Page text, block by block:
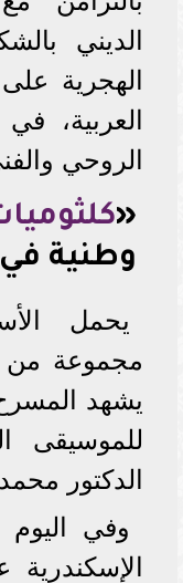
الديني
الهجرية
العربية،
الروحي
«
وطنية
يحمل
مجموعة من
للموسيقى
الدكتور
وفي اليوم